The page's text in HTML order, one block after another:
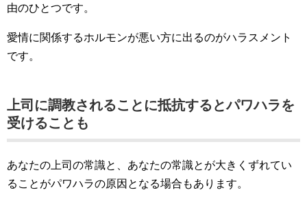
由のひとつです。
愛情に関係するホルモンが悪い方に出るのがハラスメント
です。
上司に調教されることに抵抗するとパワハラを
受けることも
あなたの上司の常識と、あなたの常識とが大きくずれてい
ることがパワハラの原因となる場合もあります。